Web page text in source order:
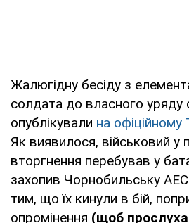
Жалюгідну бесіду з
солдата до власного уряду
опублікували на офіційному
Як виявилося, військовий у
вторгнення перебував у
захопив Чорнобильську
тим, що їх кинули в бій,
опромінення (щоб